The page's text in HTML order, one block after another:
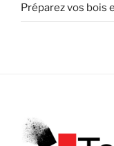
Préparez vos bois